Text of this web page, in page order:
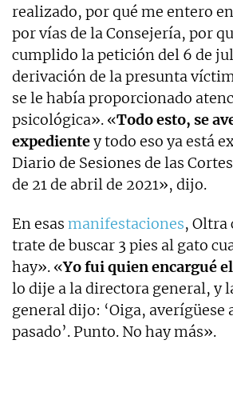
realizado, por qué me entero
por vías de la Consejería, por
cumplido la petición del 6 de
derivación de la presunta
se le había proporcionado
psicológica». «Todo esto, se
expedientey todo eso ya está
Diario de Sesiones de las
de 21 de abril de 2021», dijo.
En esas manifestaciones, Oltra
trate de buscar 3 pies al gato
hay». «Yo fui quien encargué
lo dije a la directora general, y
general dijo: ‘Oiga, averígüese
pasado’. Punto. No hay más».